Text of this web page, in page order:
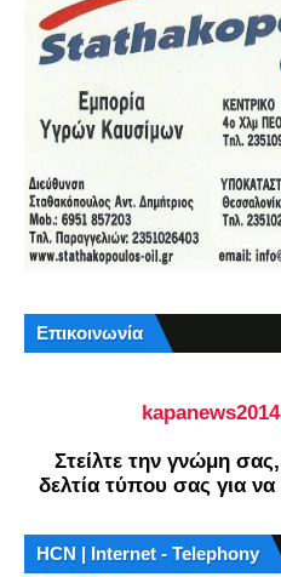
Επικοινωνία
Στείλτε την γνώμη
δελτία τύπου σας για
HCN | Internet - Telephony